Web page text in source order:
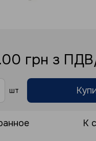
грн з
шт
К